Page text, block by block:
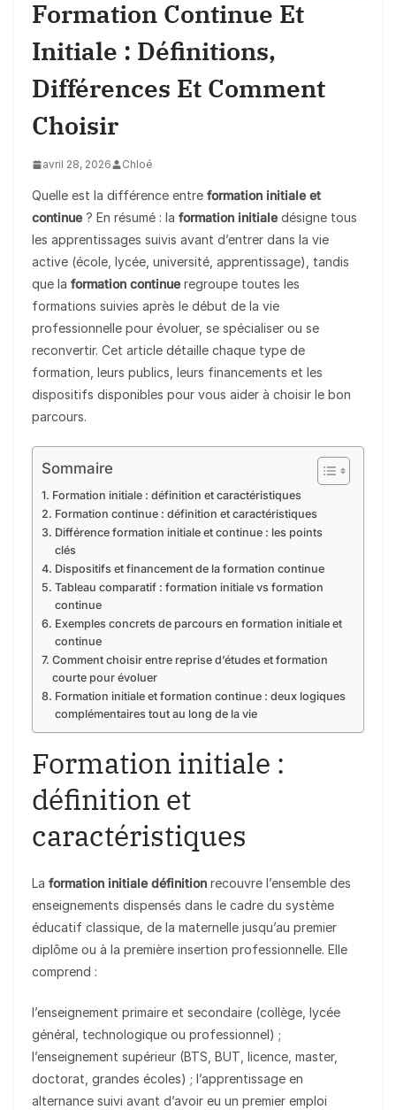
Formation Continue Et
Initiale : Définitions,
Différences Et Comment
Choisir
avril 28, 2026 Chloé
Quelle est la différence entre formation initiale et
continue? En résumé : la formation initialedésigne tous
les apprentissages suivis avant d’entrer dans la vie
active (école, lycée, université, apprentissage), tandis
que la formation continueregroupe toutes les
formations suivies après le début de la vie
professionnelle pour évoluer, se spécialiser ou se
reconvertir. Cet article détaille chaque type de
formation, leurs publics, leurs financements et les
dispositifs disponibles pour vous aider à choisir le bon
parcours.
Sommaire
Formation initiale : définition et caractéristiques
Formation continue : définition et caractéristiques
Différence formation initiale et continue : les points
clés
Dispositifs et financement de la formation continue
Tableau comparatif : formation initiale vs formation
continue
Exemples concrets de parcours en formation initiale et
continue
Comment choisir entre reprise d’études et formation
courte pour évoluer
Formation initiale et formation continue : deux logiques
complémentaires tout au long de la vie
Formation initiale :
définition et
caractéristiques
La formation initiale définition recouvre l’ensemble des
enseignements dispensés dans le cadre du système
éducatif classique, de la maternelle jusqu’au premier
diplôme ou à la première insertion professionnelle. Elle
comprend :
l’enseignement primaire et secondaire (collège, lycée
général, technologique ou professionnel) ;
l’enseignement supérieur (BTS, BUT, licence, master,
doctorat, grandes écoles) ; l’apprentissage en
alternance suivi avant d’avoir eu un premier emploi